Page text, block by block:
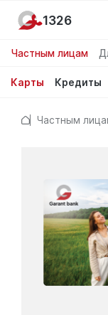
Частным лицам
Карты Кредиты
1326
Частным